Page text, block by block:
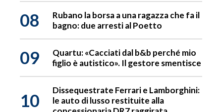
08
Rubano la borsa a una ragazza che fa il
bagno: due arresti al Poetto
09
Quartu: «Cacciati dal b&b perché mio
figlio è autistico». Il gestore smentisce
10
Dissequestrate Ferrari e Lamborghini:
le auto di lusso restituite alla